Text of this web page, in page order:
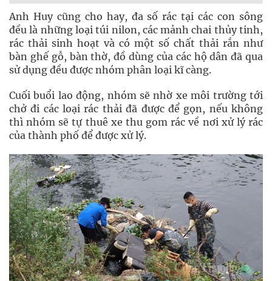
Anh Huy cũng cho hay, đa số rác tại các con sông
đều là những loại túi nilon, các mảnh chai thủy tinh,
rác thải sinh hoạt và có một số chất thải rắn như
bàn ghế gỗ, bàn thờ, đồ dùng của các hộ dân đã qua
sử dụng đều được nhóm phân loại kĩ càng.
Cuối buổi lao động, nhóm sẽ nhờ xe môi trường tới
chở đi các loại rác thải đã được để gọn, nếu không
thì nhóm sẽ tự thuê xe thu gom rác về nơi xử lý rác
của thành phố để được xử lý.